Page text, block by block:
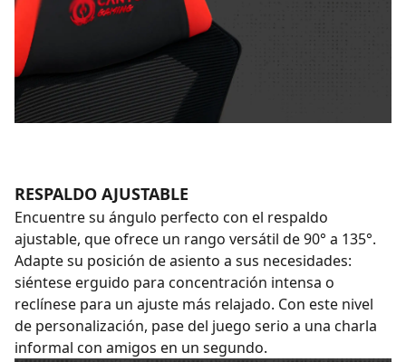
RESPALDO AJUSTABLE
Encuentre su ángulo perfecto con el respaldo
ajustable, que ofrece un rango versátil de 90° a 135°.
Adapte su posición de asiento a sus necesidades:
siéntese erguido para concentración intensa o
reclínese para un ajuste más relajado. Con este nivel
de personalización, pase del juego serio a una charla
informal con amigos en un segundo.